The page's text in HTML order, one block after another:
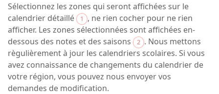
Sélectionnez les zones qui seront affichées sur le
calendrier détaillé
1
, ne rien cocher pour ne rien
afficher. Les zones sélectionnées sont affichées en-
dessous des notes et des saisons
2 . Nous mettons
règulièrement à jour les calendriers scolaires. Si vous
avez connaissance de changements du calendrier de
votre région, vous pouvez nous envoyer vos
demandes de modification.